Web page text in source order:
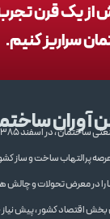
از یک قرن
سراریز کنیم.
آوران
پرالتهاب ساخت و ساز
در معرض تحولات و چالش
اقتصاد کشور ، پیش نیاز